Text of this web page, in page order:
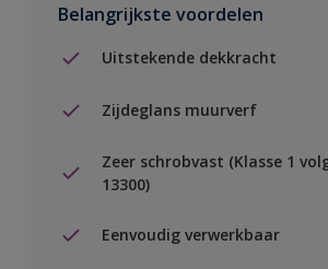
Belangrijkste voordelen
Uitstekende dekkracht
Zijdeglans muurverf
Zeer schrobvast (Klasse 1
13300)
Eenvoudig verwerkbaar